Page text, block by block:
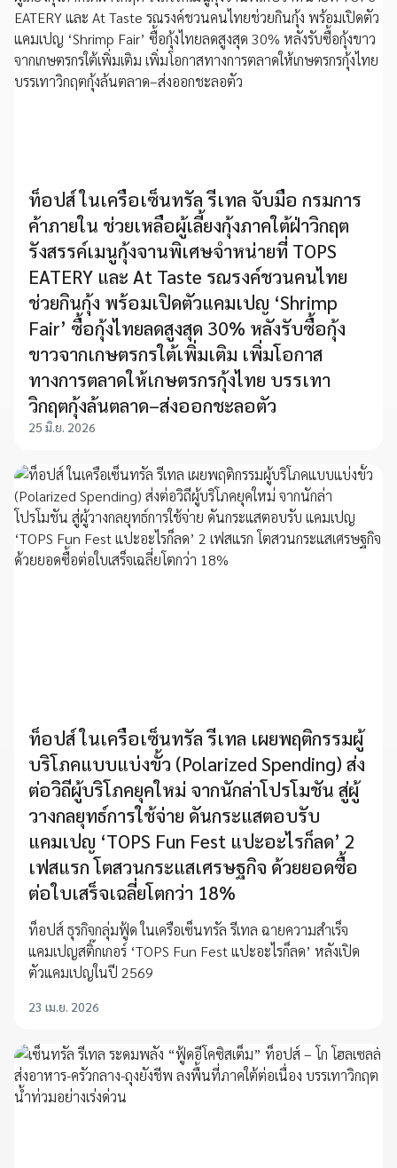
ท็อปส์ ในเครือเซ็นทรัล รีเทล จับมือ กรมการ
ค้าภายใน ช่วยเหลือผู้เลี้ยงกุ้งภาคใต้ฝ่าวิกฤต
รังสรรค์เมนูกุ้งจานพิเศษจำหน่ายที่ TOPS
EATERY และ At Taste รณรงค์ชวนคนไทย
ช่วยกินกุ้ง พร้อมเปิดตัวแคมเปญ ‘Shrimp
Fair’ ซื้อกุ้งไทยลดสูงสุด 30% หลังรับซื้อกุ้ง
ขาวจากเกษตรกรใต้เพิ่มเติม เพิ่มโอกาส
ทางการตลาดให้เกษตรกรกุ้งไทย บรรเทา
วิกฤตกุ้งล้นตลาด–ส่งออกชะลอตัว
25 มิ.ย. 2026
ท็อปส์ ในเครือเซ็นทรัล รีเทล เผยพฤติกรรมผู้
บริโภคแบบแบ่งขั้ว (Polarized Spending) ส่ง
ต่อวิถีผู้บริโภคยุคใหม่ จากนักล่าโปรโมชัน สู่ผู้
วางกลยุทธ์การใช้จ่าย ดันกระแสตอบรับ
แคมเปญ ‘TOPS Fun Fest แปะอะไรก็ลด’ 2
เฟสแรก โตสวนกระแสเศรษฐกิจ ด้วยยอดซื้อ
ต่อใบเสร็จเฉลี่ยโตกว่า 18%
ท็อปส์ ธุรกิจกลุ่มฟู้ด ในเครือเซ็นทรัล รีเทล ฉายความสำเร็จ
แคมเปญสติ๊กเกอร์ ‘TOPS Fun Fest แปะอะไรก็ลด’ หลังเปิด
ตัวแคมเปญในปี 2569
23 เม.ย. 2026